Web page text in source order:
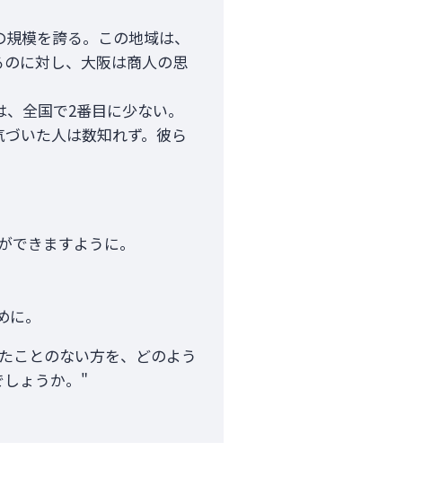
模を誇る。この地域は、
に対し、大阪は商人の思
全国で2番目に少ない。
いた人は数知れず。彼ら
きますように。
。
ことのない方を、どのよう
しょうか。"